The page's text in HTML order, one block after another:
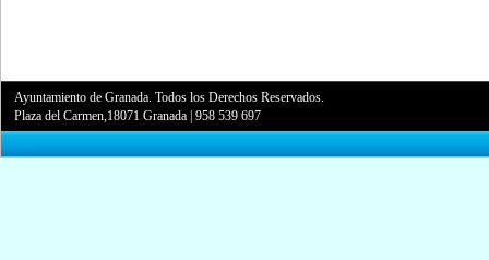
Ayuntamiento de Granada. Todos los Derechos Reservados.
Plaza del Carmen,18071 Granada |958 539 697